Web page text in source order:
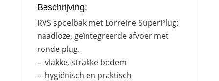
Beschrijving:
RVS spoelbak met Lorreine SuperPlug:
naadloze, geïntegreerde afvoer met
ronde plug.
– vlakke, strakke bodem
– hygiënisch en praktisch